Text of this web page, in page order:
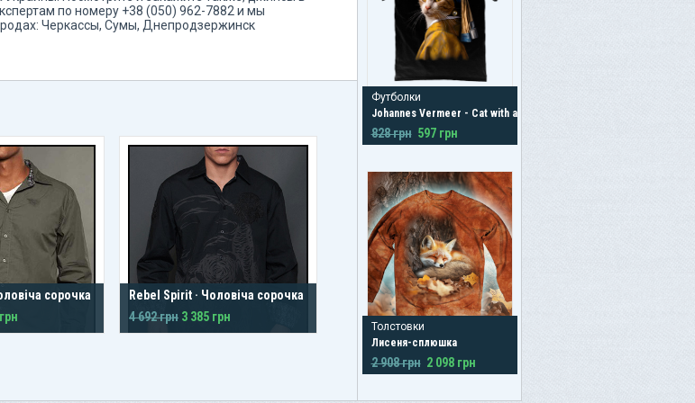
по номеру +38 (050) 962-7882 и мы
Черкассы, Сумы, Днепродзержинск
сорочка
Rebel Spirit · Чоловіча сорочка
4 692 грн 3 385 грн
Футболки
Johannes Vermeer - Cat with a Pearl Earring
828 грн 597 грн
Толстовки
Лисеня-сплюшка
2 908 грн 2 098 грн